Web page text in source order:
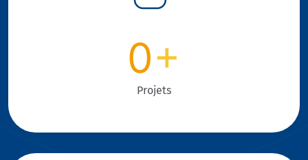
0+
Projets